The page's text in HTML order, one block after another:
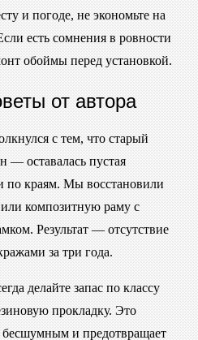
и погоде, не экономьте на
есть сомнения в ровности
обоймы перед установкой.
от автора
с тем, что старый
— оставалась пустая
по краям. Мы восстановили
композитную раму с
Результат — отсутствие
за три года.
делайте запас по классу
прокладку. Это
бесшумным и предотвращает